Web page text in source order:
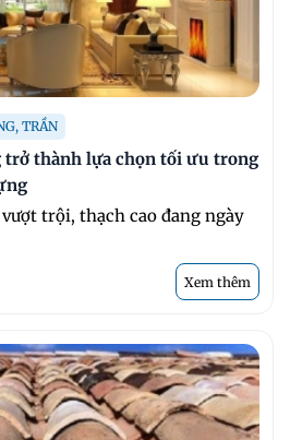
TRẦN
trở thành lựa chọn tối ưu trong
trội, thạch cao đang ngày
Xem thêm